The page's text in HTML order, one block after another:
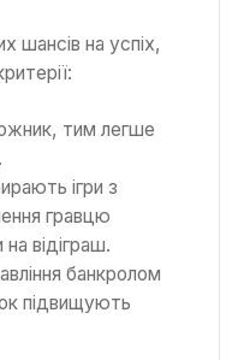
шансів на успіх,
тим легше
ігри з
гравцю
відіграш.
банкролом
підвищують